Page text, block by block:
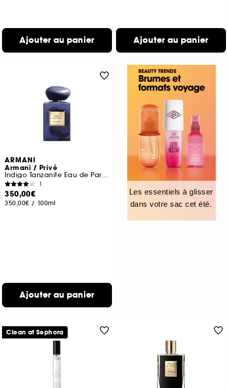
Ajouter au panier Ajouter au panier
ARMANI
Armani / Privé
Indigo Tanzanite Eau de Parfum
1
350,00€
350,00€ / 100ml
Ajouter au panier
Les essentiels à glisser
dans votre sac cet été.
Clean at Sephora